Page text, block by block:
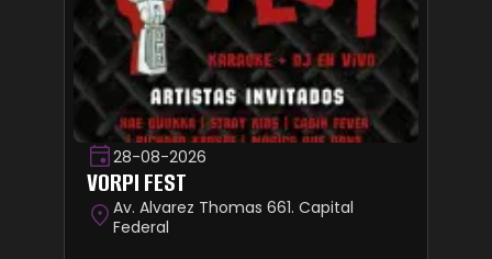
28-08-2026
VORPI FEST
Av. Alvarez Thomas 661. Capital
Federal